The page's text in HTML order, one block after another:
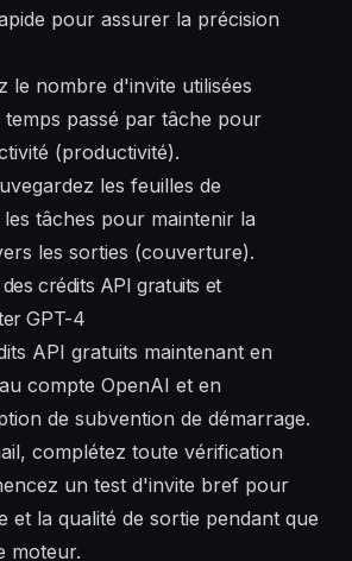
pour assurer la précision
le nombre d'invite utilisées
passé par tâche pour
(productivité).
les feuilles de
tâches pour maintenir la
les sorties (couverture).
crédits API gratuits et
GPT-4
API gratuits maintenant en
compte OpenAI et en
de subvention de démarrage.
complétez toute vérification
un test d'invite bref pour
et la qualité de sortie pendant que
moteur.